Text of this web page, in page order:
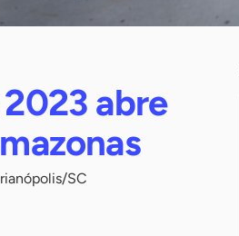
2023 abre
SC